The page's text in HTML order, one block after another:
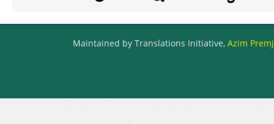
Maintained by Translations Initiative, Azim